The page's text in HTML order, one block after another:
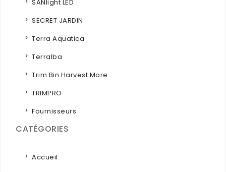
SANlight LED
SECRET JARDIN
Terra Aquatica
Terralba
Trim Bin Harvest More
TRIMPRO
Fournisseurs
CATÉGORIES
Accueil